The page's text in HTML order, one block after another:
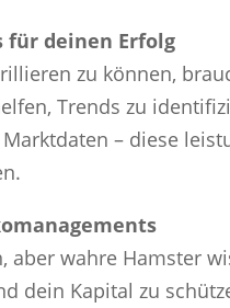
deinen Erfolg
zu können,
Trends zu
– diese
aber wahre Hamster
dein Kapital zu